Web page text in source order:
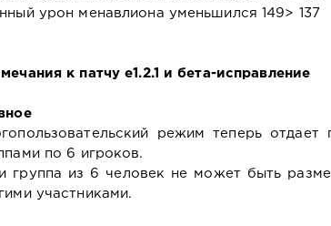
урон менавлиона уменьшился 149> 137
к патчу e1.2.1 и бета-исправление
режим теперь
по 6 игроков.
группа из 6 человек не может быть
участниками.